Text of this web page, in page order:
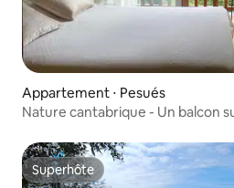
Appartement ⋅ Pesués
Nature cantabrique - Un balcon
Superhôte
Superhôte